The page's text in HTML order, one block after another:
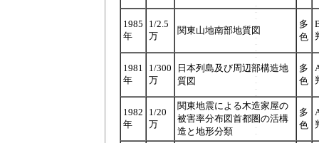
1985
年
1/2.5
万
関東山地南部地質図
多
色
1981
年
1/300
万
日本列島及び周辺部構造地
質図
多
色
1982
年
1/20
万
関東地震による木造家屋の
被害率分布図首都圏の活構
造と地形分類
多
色